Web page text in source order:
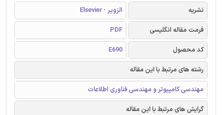
نشریه
الزویر - Elsevier
فرمت مقاله انگلیسی
PDF
کد محصول
E690
رشته های مرتبط با این مقاله
مهندسی کامپیوتر و مهندسی فناوری اطلاعات
گرایش های مرتبط با این مقاله